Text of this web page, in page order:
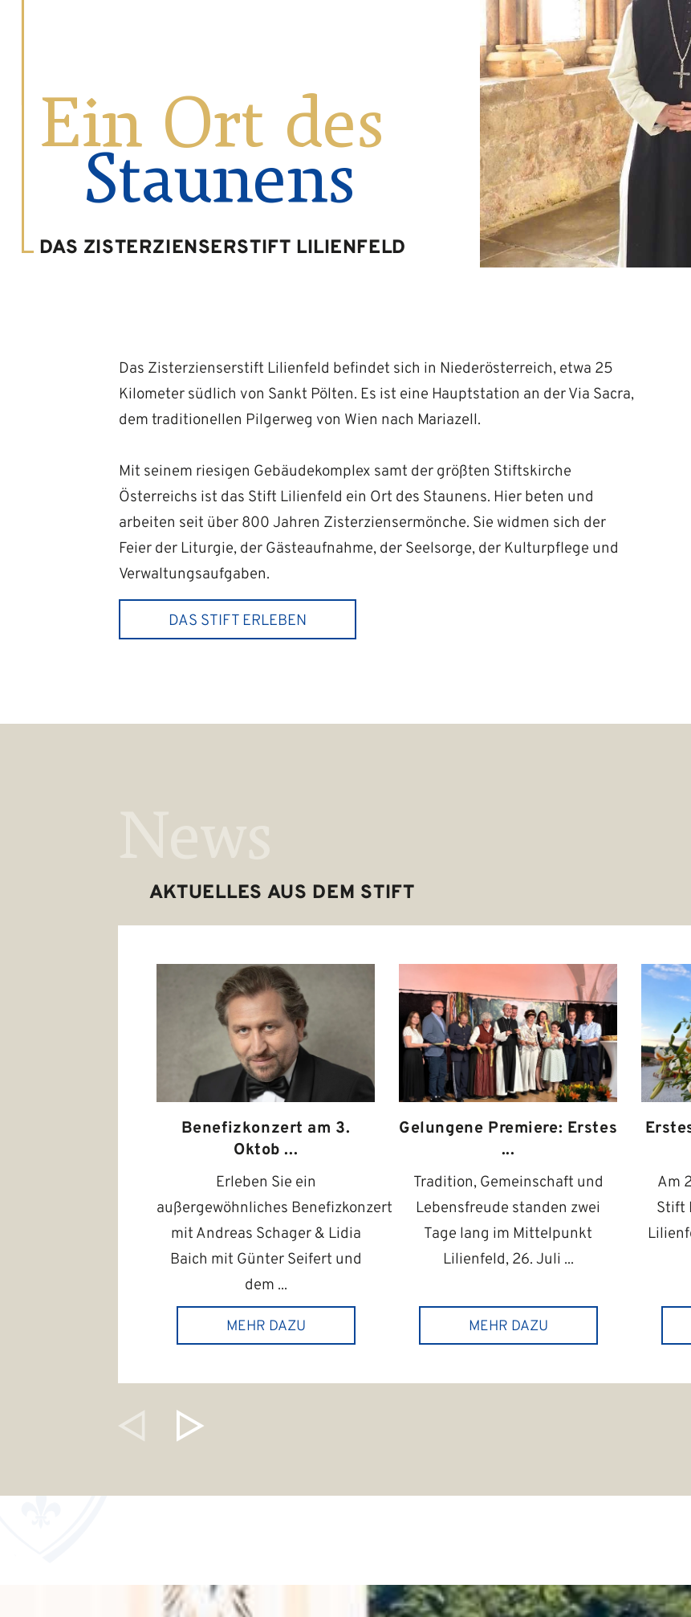
Ein Ort des
Staunens
DAS ZISTERZIENSERSTIFT LILIENFELD
Das Zisterzienserstift Lilienfeld befindet sich in Niederösterreich, etwa 25
Kilometer südlich von Sankt Pölten. Es ist eine Hauptstation an der Via Sacra,
dem traditionellen Pilgerweg von Wien nach Mariazell.
Mit seinem riesigen Gebäudekomplex samt der größten Stiftskirche
Österreichs ist das Stift Lilienfeld ein Ort des Staunens. Hier beten und
arbeiten seit über 800 Jahren Zisterziensermönche. Sie widmen sich der
Feier der Liturgie, der Gästeaufnahme, der Seelsorge, der Kulturpflege und
Verwaltungsaufgaben.
DAS STIFT ERLEBEN
AKTUELLES AUS DEM STIFT
Benefizkonzert am 3.
Oktob ...
Erleben Sie ein
außergewöhnliches Benefizkonzert
mit Andreas Schager & Lidia
Baich mit Günter Seifert und
dem ...
MEHR DAZU
Gelungene Premiere: Erstes
...
Tradition, Gemeinschaft und
Lebensfreude standen zwei
Tage lang im Mittelpunkt
Lilienfeld, 26. Juli ...
MEHR DAZU
Am
Stift